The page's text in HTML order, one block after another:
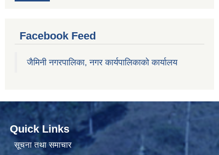
Facebook Feed
जैमिनी नगरपालिका, नगर कार्यपालिकाको कार्यालय
Quick Links
सूचना तथा समाचार